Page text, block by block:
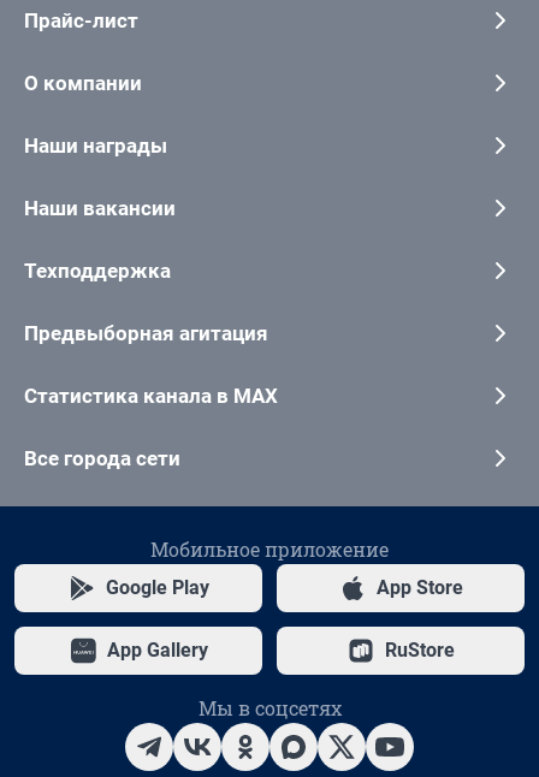
Прайс-лист
О компании
Наши награды
Наши вакансии
Техподдержка
Предвыборная агитация
Статистика канала в MAX
Все города сети
Мобильное приложение
Google Play App Store
App Gallery RuStore
Мы в соцсетях